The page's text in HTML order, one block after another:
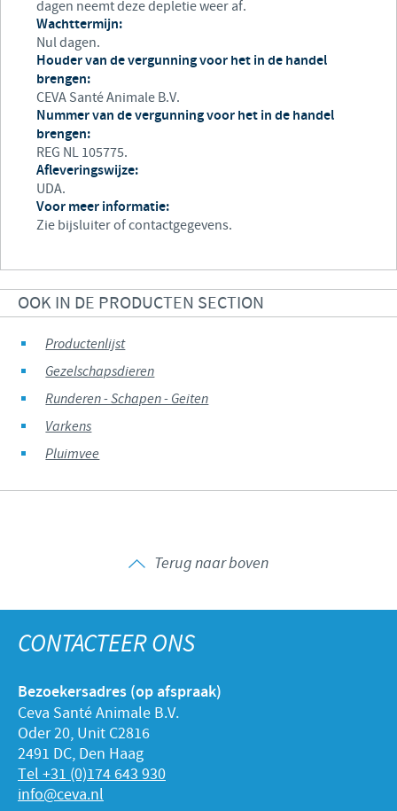
dagen neemt deze depletie weer af.
Wachttermijn:
Nul dagen.
Houder van de vergunning voor het in de handel
brengen:
CEVA Santé Animale B.V.
Nummer van de vergunning voor het in de handel
brengen:
REG NL 105775.
Afleveringswijze:
UDA.
Voor meer informatie:
Zie bijsluiter of contactgegevens.
OOK IN DE PRODUCTEN SECTION
Productenlijst
Gezelschapsdieren
Runderen - Schapen - Geiten
Varkens
Pluimvee
Terug naar boven
CONTACTEER ONS
Bezoekersadres (op afspraak)
Ceva Santé Animale B.V.
Oder 20, Unit C2816
2491 DC, Den Haag
Tel +31 (0)174 643 930
info@ceva.nl